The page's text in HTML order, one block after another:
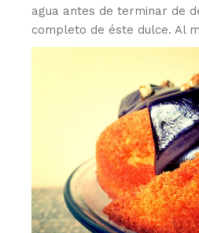
agua antes de terminar de
completo de éste dulce. Al